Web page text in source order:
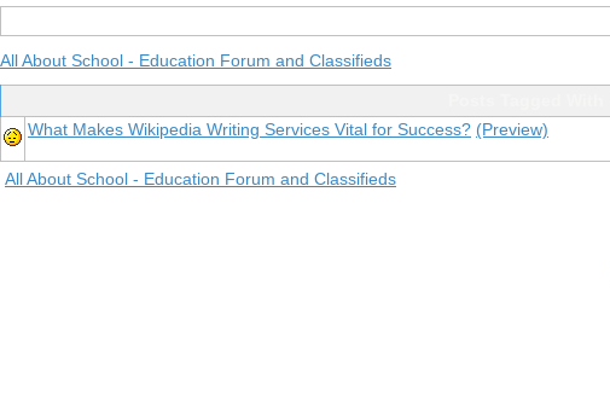
All About School - Education Forum and Classifieds
What Makes Wikipedia Writing Services Vital for Success? (Preview)
All About School - Education Forum and Classifieds